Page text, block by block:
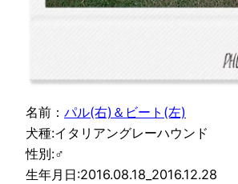
名前： パル(右)＆ビート(左)
犬種:イタリアングレーハウンド
性別:♂
生年月日:2016.08.18_2016.12.28